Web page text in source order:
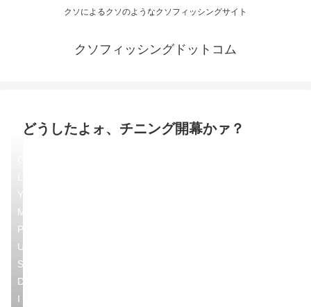
クソによるクソのようなクソフィッシングサイト
クソフィッシングドットコム
どうしたよォ、チニング開幕かァ？
Y
M
P
U
S
D
I